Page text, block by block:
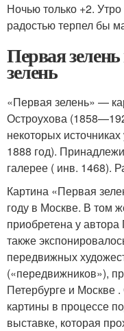
Ночью только +2.
радостью терпел бы
Первая
зелень
«Первая зелень» —
Остроухова
некоторых
1888 год).
галерее ( инв. 1468).
Картина «Первая
году в Москве. В том
приобретена у
также
передвижных
(«передвижников»),
Петербурге и Москве
картины в процессе
выставке, которая